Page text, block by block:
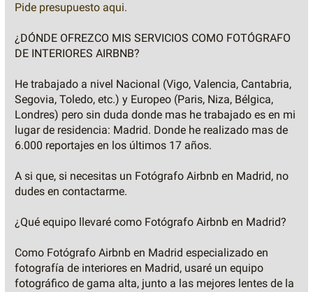
Pide presupuesto aqui.
¿DÓNDE OFREZCO MIS SERVICIOS COMO FOTÓGRAFO
DE INTERIORES AIRBNB?
He trabajado a nivel Nacional (Vigo, Valencia, Cantabria,
Segovia, Toledo, etc.) y Europeo (Paris, Niza, Bélgica,
Londres) pero sin duda donde mas he trabajado es en mi
lugar de residencia: Madrid. Donde he realizado mas de
6.000 reportajes en los últimos 17 años.
A si que, si necesitas un Fotógrafo Airbnb en Madrid, no
dudes en contactarme.
¿Qué equipo llevaré como Fotógrafo Airbnb en Madrid?
Como Fotógrafo Airbnb en Madrid especializado en
fotografía de interiores en Madrid, usaré un equipo
fotográfico de gama alta, junto a las mejores lentes de la